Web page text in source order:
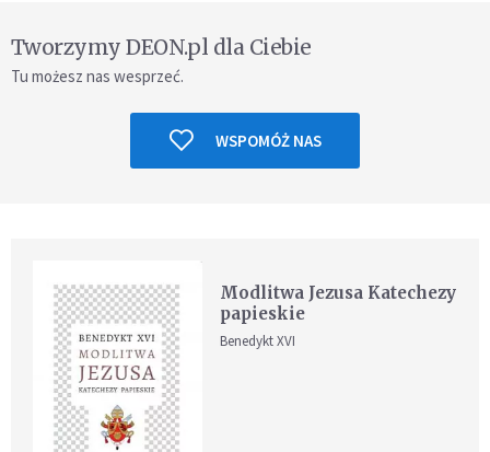
Tworzymy DEON.pl dla Ciebie
Tu możesz nas wesprzeć.
WSPOMÓŻ NAS
Modlitwa Jezusa Katechezy
papieskie
Benedykt XVI